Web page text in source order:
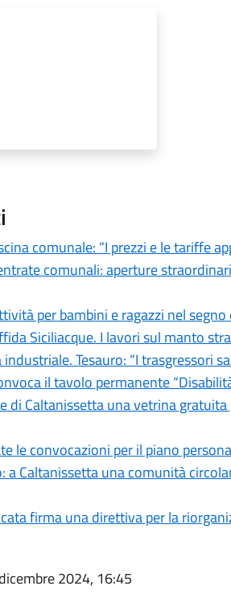
comunale: “I prezzi e le tariffe
comunali: aperture
per bambini e ragazzi nel
Siciliacque. I lavori sul manto
Tesauro: “I trasgressori
il tavolo permanente
di Caltanissetta una vetrina
le convocazioni per il piano
Caltanissetta una comunità
firma una direttiva per la
2024, 16:45